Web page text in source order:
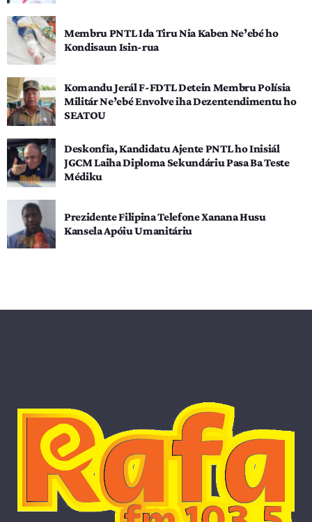
Membru PNTL Ida Tiru Nia Kaben Ne’ebé ho
Kondisaun Isin-rua
Komandu Jerál F-FDTL Detein Membru Polísia
Militár Ne’ebé Envolve iha Dezentendimentu ho
SEATOU
Deskonfia, Kandidatu Ajente PNTL ho Inisiál
JGCM Laiha Diploma Sekundáriu Pasa Ba Teste
Médiku
Prezidente Filipina Telefone Xanana Husu
Kansela Apóiu Umanitáriu